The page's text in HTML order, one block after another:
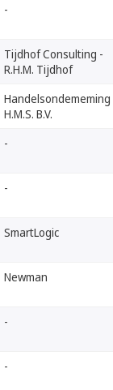
-
Tijdhof Consulting -
R.H.M. Tijdhof
Handelsondememing
H.M.S. B.V.
-
-
SmartLogic
Newman
-
-